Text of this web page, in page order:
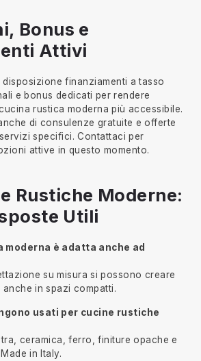
Bonus e
Attivi
disposizione finanziamenti a tasso
e bonus dedicati per rendere
rustica moderna più accessibile.
di consulenze gratuite e offerte
specifici. Contattaci per
attive in questo momento.
Rustiche Moderne:
Utili
moderna è adatta anche ad
su misura si possono creare
in spazi compatti.
usati per cucine rustiche
ceramica, ferro, finiture opache e
in Italy.